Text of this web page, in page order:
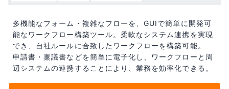
多機能なフォーム・複雑なフローを、GUIで簡単に開発可
能なワークフロー構築ツール。柔軟なシステム連携を実現
でき、自社ルールに合致したワークフローを構築可能。
申請書・稟議書などを簡単に電子化し、ワークフローと周
辺システムの連携することにより、業務を効率化できる。